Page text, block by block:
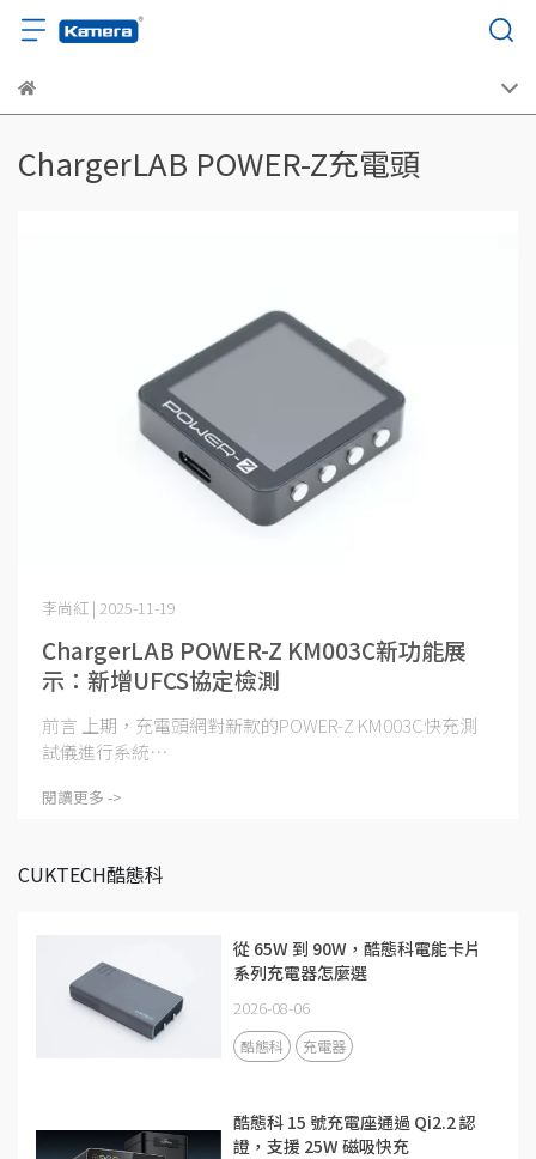
ChargerLAB POWER-Z充電頭
ChargerLAB POWER-Z KM003C新功能展
示：新增UFCS協定檢測
李尚紅 | 2025-11-19
前言 上期，充電頭網對新款的POWER-Z KM003C快充測
試儀進行系統⋯
閱讀更多 ->
CUKTECH酷態科
從 65W 到 90W，酷態科電能卡片
系列充電器怎麼選
2026-08-06
酷態科 充電器
酷態科 15 號充電座通過 Qi2.2 認
證，支援 25W 磁吸快充